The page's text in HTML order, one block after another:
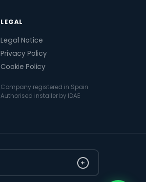
LEGAL
Legal Notice
Privacy Policy
Cookie Policy
Company registered in Spain
Authorised installer by IDAE
+